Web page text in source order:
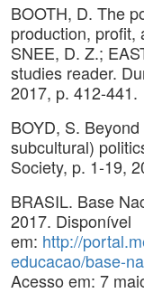
BOOTH, D. The
production, profit,
SNEE, D. Z.;
studies reader.
2017, p. 412-441.
BOYD, S.
subcultural)
Society, p. 1-19,
BRASIL. Base
2017. Disponível
em: http://
educacao/base-
Acesso em: 7